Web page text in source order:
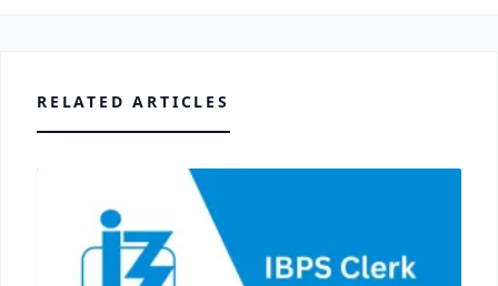
RELATED ARTICLES